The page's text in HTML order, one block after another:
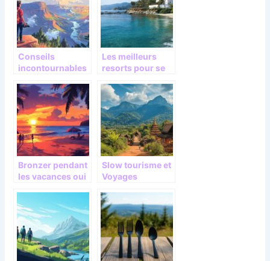
Conseils
incontournables
escapade reussie
: trouvez des
infos voyages
utiles ici
Les meilleurs
resorts pour se
du farniente sur
la Santa Catalina
Island
Bronzer pendant
les vacances oui
secrets pour un
teint dore
uniforme
Slow tourisme et
Voyages
la rencontre des
communautes
locales